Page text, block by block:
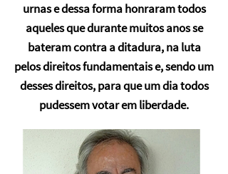
urnas e dessa forma honraram todos
aqueles que durante muitos anos se
bateram contra a ditadura, na luta
pelos direitos fundamentais e, sendo um
desses direitos, para que um dia todos
pudessem votar em liberdade.